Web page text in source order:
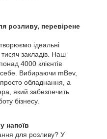
розливу, перевірене
ідеальні
закладів. Наш
4000 клієнтів
себе. Вибираючи mBev,
обладнання, а
який забезпечить
бізнесу.
напоїв
для розливу? У